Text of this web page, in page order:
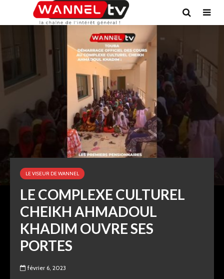
LE VISEUR DE WANNEL
LE COMPLEXE CULTUREL
CHEIKH AHMADOUL
KHADIM OUVRE SES
PORTES
février 6, 2023